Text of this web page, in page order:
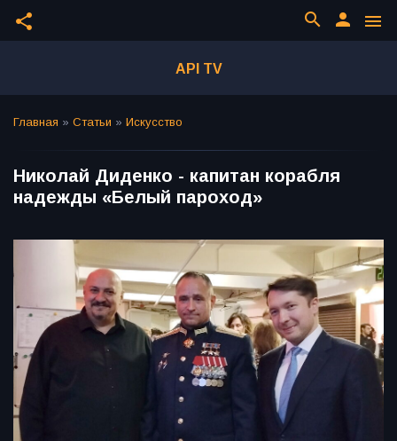
share menu
person
search
API TV
Главная » Статьи » Искусство
Николай Диденко - капитан корабля
надежды «Белый пароход»